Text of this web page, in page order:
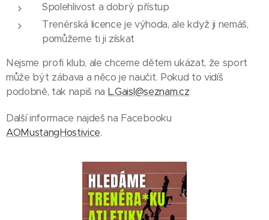
Spolehlivost a dobrý přístup
Trenérská licence je výhoda, ale když ji nemáš,
pomůžeme ti ji získat
Nejsme profi klub, ale chceme dětem ukázat, že sport
může být zábava a něco je naučit. Pokud to vidíš
podobně, tak napiš na L.Gaisl@seznam.cz
Další informace najdeš na Facebooku
AOMustangHostivice.